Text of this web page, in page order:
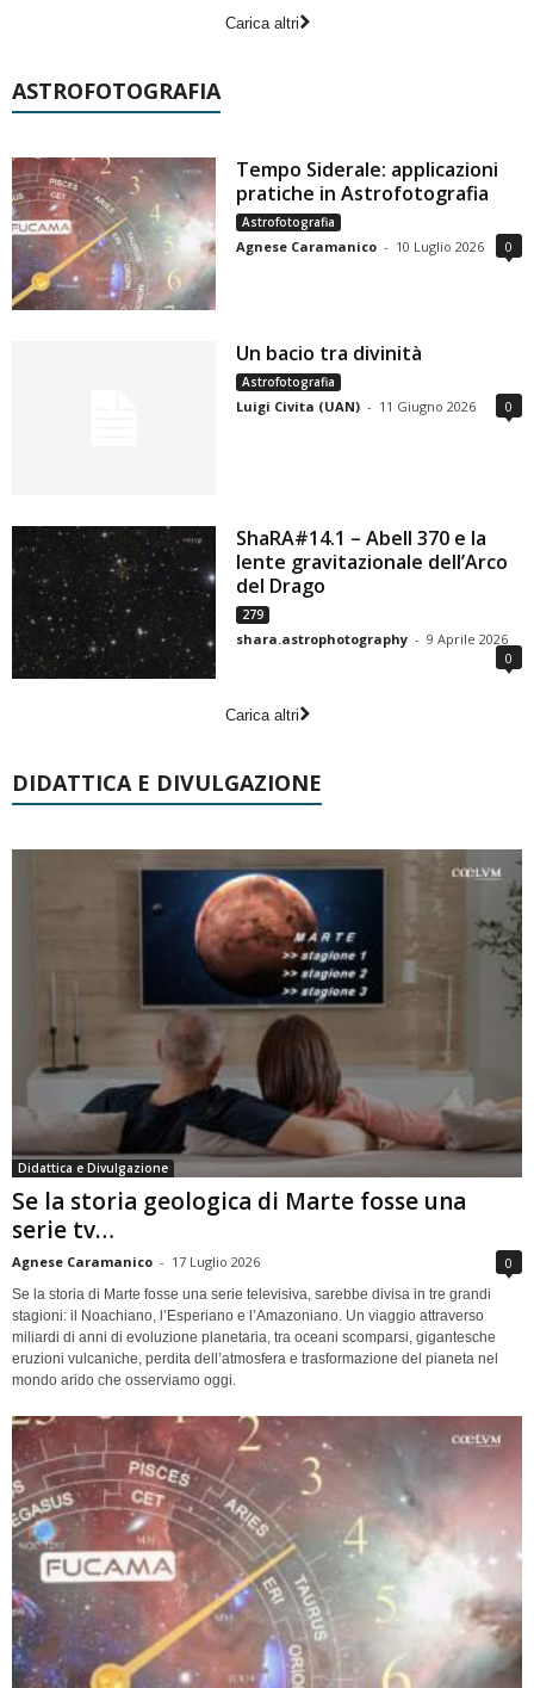
Carica altri
ASTROFOTOGRAFIA
Tempo Siderale: applicazioni
pratiche in Astrofotografia
Astrofotografia
Agnese Caramanico - 10 Luglio 2026 0
Un bacio tra divinità
Astrofotografia
Luigi Civita (UAN) - 11 Giugno 2026 0
ShaRA#14.1 – Abell 370 e la
lente gravitazionale dell’Arco
del Drago
279
shara.astrophotography - 9 Aprile 2026
0
Carica altri
DIDATTICA E DIVULGAZIONE
Didattica e Divulgazione
Se la storia geologica di Marte fosse una
serie tv…
Agnese Caramanico - 17 Luglio 2026 0
Se la storia di Marte fosse una serie televisiva, sarebbe divisa in tre grandi
stagioni: il Noachiano, l’Esperiano e l’Amazoniano. Un viaggio attraverso
miliardi di anni di evoluzione planetaria, tra oceani scomparsi, gigantesche
eruzioni vulcaniche, perdita dell’atmosfera e trasformazione del pianeta nel
mondo arido che osserviamo oggi.